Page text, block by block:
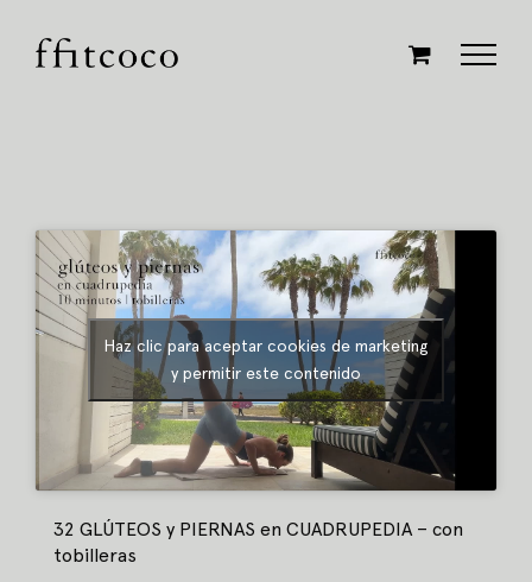
contenido
Haz clic para aceptar cookies de marketing
y permitir este contenido
32 GLÚTEOS y PIERNAS en CUADRUPEDIA – con
tobilleras